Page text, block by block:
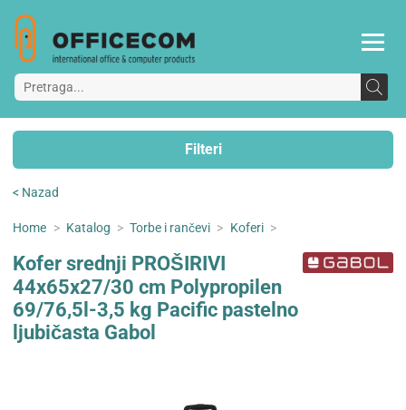
Filteri
< Nazad
Home > Katalog > Torbe i rančevi > Koferi >
Kofer srednji PROŠIRIVI
44x65x27/30 cm Polypropilen
69/76,5l-3,5 kg Pacific pastelno
ljubičasta Gabol